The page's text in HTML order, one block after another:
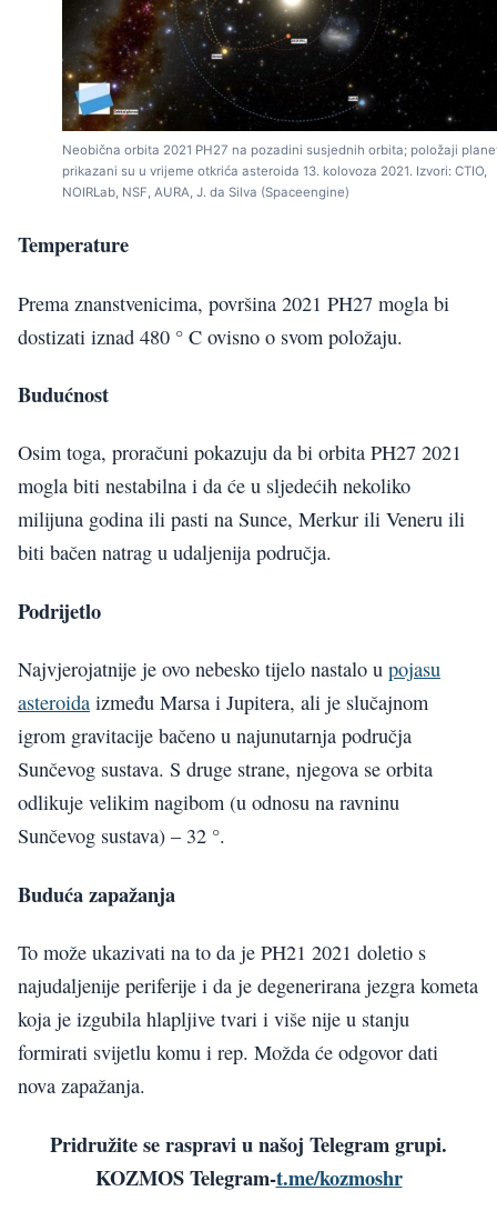
Neobična orbita 2021 PH27 na pozadini susjednih orbita; položaji
prikazani su u vrijeme otkrića asteroida 13. kolovoza 2021. Izvori: CTIO,
NOIRLab, NSF, AURA, J. da Silva (Spaceengine)
Temperature
Prema znanstvenicima, površina 2021 PH27 mogla bi
dostizati iznad 480 ° C ovisno o svom položaju.
Budućnost
Osim toga, proračuni pokazuju da bi orbita PH27 2021
mogla biti nestabilna i da će u sljedećih nekoliko
milijuna godina ili pasti na Sunce, Merkur ili Veneru ili
biti bačen natrag u udaljenija područja.
Podrijetlo
Najvjerojatnije je ovo nebesko tijelo nastalo u pojasu
asteroida između Marsa i Jupitera, ali je slučajnom
igrom gravitacije bačeno u najunutarnja područja
Sunčevog sustava. S druge strane, njegova se orbita
odlikuje velikim nagibom (u odnosu na ravninu
Sunčevog sustava) – 32 °.
Buduća zapažanja
To može ukazivati na to da je PH21 2021 doletio s
najudaljenije periferije i da je degenerirana jezgra kometa
koja je izgubila hlapljive tvari i više nije u stanju
formirati svijetlu komu i rep. Možda će odgovor dati
nova zapažanja.
Pridružite se raspravi u našoj Telegram grupi.
KOZMOS Telegram-t.me/kozmoshr